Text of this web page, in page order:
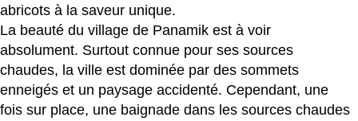
abricots à la saveur unique.
La beauté du village de Panamik est à voir
absolument. Surtout connue pour ses sources
chaudes, la ville est dominée par des sommets
enneigés et un paysage accidenté. Cependant, une
fois sur place, une baignade dans les sources chaudes